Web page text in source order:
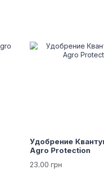
Удобрение
Agro Protection
23.00 грн